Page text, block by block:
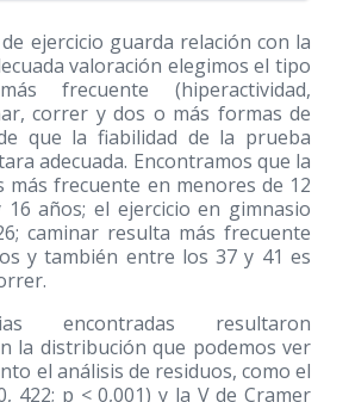
ejercicio guarda relación con la
valoración elegimos el tipo
frecuente (hiperactividad,
correr y dos o más formas de
que la fiabilidad de la prueba
adecuada. Encontramos que la
más frecuente en menores de 12
años; el ejercicio en gimnasio
caminar resulta más frecuente
y también entre los 37 y 41 es
encontradas resultaron
la distribución que podemos ver
el análisis de residuos, como el
422; p < 0,001) y la V de Cramer